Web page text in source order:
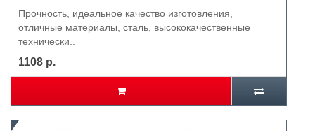
Прочность, идеальное качество изготовления,
отличные материалы, сталь, высококачественные
технически..
1108 р.